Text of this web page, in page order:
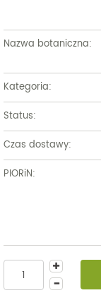
Nazwa botaniczna:
Kategoria:
Status:
Czas dostawy:
PIORiN: